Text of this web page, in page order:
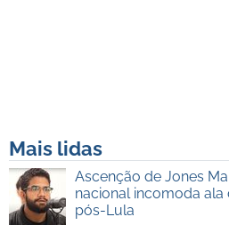
Mais lidas
Ascenção de Jones
nacional incomoda
pós-Lula